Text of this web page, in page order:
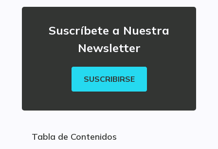
Suscríbete a Nuestra
Newsletter
SUSCRIBIRSE
Tabla de Contenidos